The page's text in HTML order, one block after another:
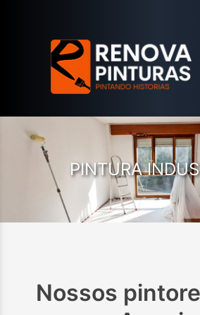
PINTURA
Nossos